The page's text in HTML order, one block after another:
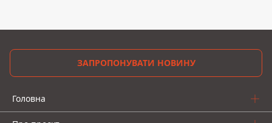
ЗАПРОПОНУВАТИ НОВИНУ
Головна